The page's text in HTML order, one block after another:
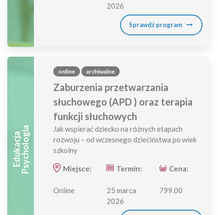
2026
Sprawdź program
E
D
U
K
A
C
J
A
P
S
Y
C
H
O
L
O
G
IA
online archiwalne
Zaburzenia przetwarzania
słuchowego (APD ) oraz terapia
funkcji słuchowych
Jak wspierać dziecko na różnych etapach
rozwoju – od wczesnego dzieciństwa po wiek
szkolny
Miejsce: Termin: Cena:
Online
25 marca
2026
799.00